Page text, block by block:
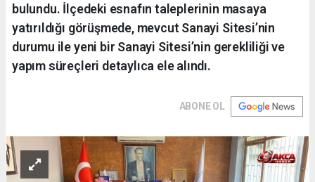
bulundu. İlçedeki esnafın taleplerinin masaya
yatırıldığı görüşmede, mevcut Sanayi Sitesi’nin
durumu ile yeni bir Sanayi Sitesi’nin gerekliliği ve
yapım süreçleri detaylıca ele alındı.
ABONE OL